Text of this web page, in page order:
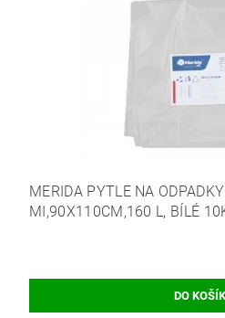
MERIDA PYTLE NA
MI,90X110CM,160 L, BÍLÉ